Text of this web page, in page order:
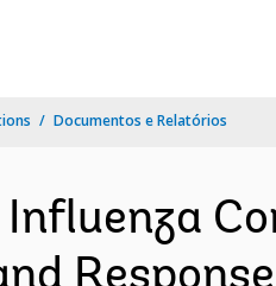
Documentos e Relatórios